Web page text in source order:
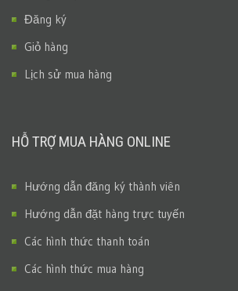
Đăng ký
Giỏ hàng
Lịch sử mua hàng
HỖ TRỢ MUA HÀNG ONLINE
Hướng dẫn đăng ký thành viên
Hướng dẫn đặt hàng trực tuyến
Các hình thức thanh toán
Các hình thức mua hàng